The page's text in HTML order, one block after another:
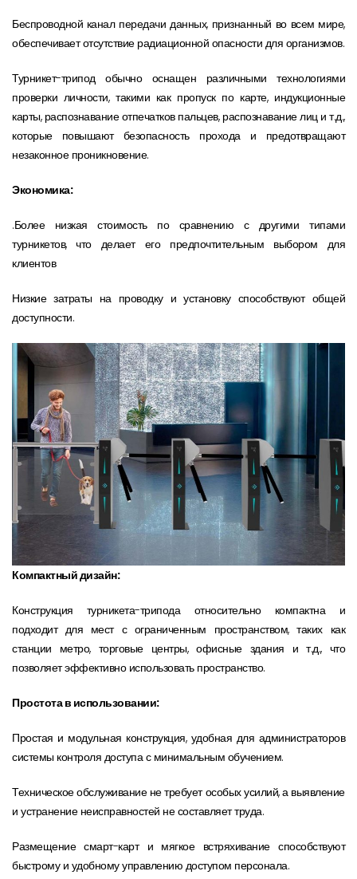
Беспроводной канал передачи данных, признанный во всем мире,
обеспечивает отсутствие радиационной опасности для организмов.
Турникет-трипод обычно оснащен различными технологиями
проверки личности, такими как пропуск по карте, индукционные
карты, распознавание отпечатков пальцев, распознавание лиц и т.д.,
которые повышают безопасность прохода и предотвращают
незаконное проникновение.
Экономика:
.Более низкая стоимость по сравнению с другими типами
турникетов, что делает его предпочтительным выбором для
клиентов
Низкие затраты на проводку и установку способствуют общей
доступности.
Компактный дизайн:
Конструкция турникета-трипода относительно компактна и
подходит для мест с ограниченным пространством, таких как
станции метро, торговые центры, офисные здания и т.д., что
позволяет эффективно использовать пространство.
Простота в использовании:
Простая и модульная конструкция, удобная для администраторов
системы контроля доступа с минимальным обучением.
Техническое обслуживание не требует особых усилий, а выявление
и устранение неисправностей не составляет труда.
Размещение смарт-карт и мягкое встряхивание способствуют
быстрому и удобному управлению доступом персонала.